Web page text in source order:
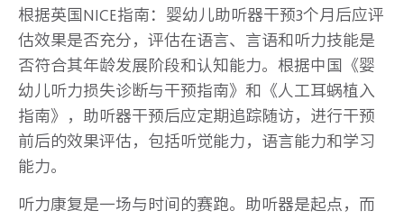
根据英国NICE指南：婴幼儿助听器干预3个月后应评
估效果是否充分，评估在语言、言语和听力技能是
否符合其年龄发展阶段和认知能力。根据中国《婴
幼儿听力损失诊断与干预指南》和《人工耳蜗植入
指南》，助听器干预后应定期追踪随访，进行干预
前后的效果评估，包括听觉能力，语言能力和学习
能力。
听力康复是一场与时间的赛跑。助听器是起点，而